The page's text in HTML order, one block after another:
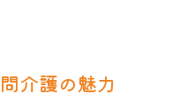
良い求人を見
介護の魅力